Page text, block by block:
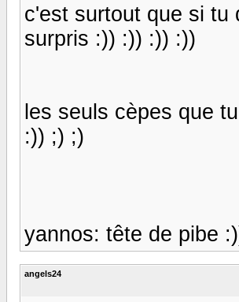
c'est surtout que si tu
surpris :)) :)) :)) :))
les seuls cèpes que
:)) ;) ;)
yannos: tête de pibe
angels24